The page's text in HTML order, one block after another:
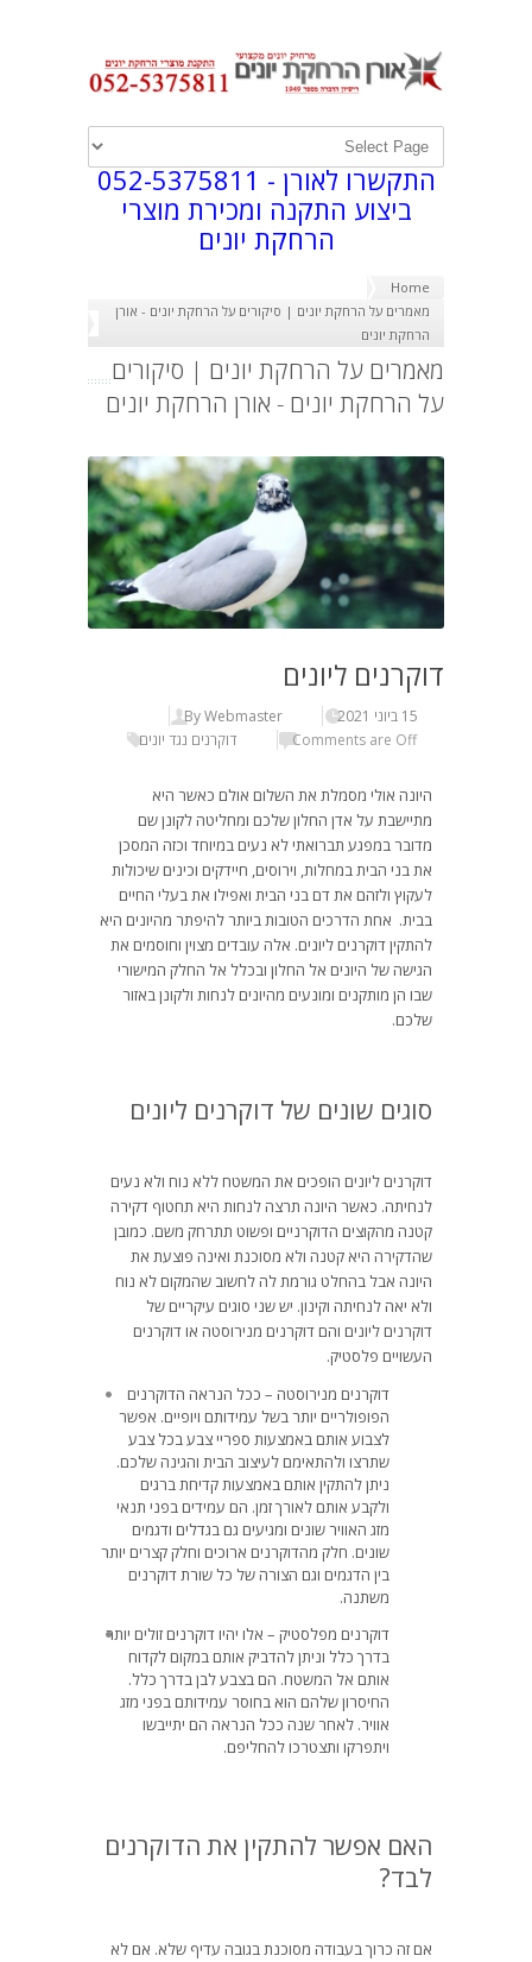
התקשרו לאורן -052-5375811
ביצוע התקנה ומכירת מוצרי
הרחקת יונים
Home
מאמרים על הרחקת יונים | סיקורים על הרחקת יונים - אורן
הרחקת יונים
מאמרים על הרחקת יונים | סיקורים
על הרחקת יונים - אורן הרחקת יונים
דוקרנים ליונים
15 ביוני 2021
By Webmaster
Comments are Off
דוקרנים נגד יונים
היונה אולי מסמלת את השלום אולם כאשר היא
מתיישבת על אדן החלון שלכם ומחליטה לקונן שם
מדובר במפגע תברואתי לא נעים במיוחד וכזה המסכן
את בני הבית במחלות, וירוסים, חיידקים וכינים שיכולות
לעקוץ ולזהם את דם בני הבית ואפילו את בעלי החיים
בבית. אחת הדרכים הטובות ביותר להיפתר מהיונים היא
להתקין דוקרנים ליונים. אלה עובדים מצוין וחוסמים את
הגישה של היונים אל החלון ובכלל אל החלק המישורי
שבו הן מותקנים ומונעים מהיונים לנחות ולקונן באזור
שלכם.
סוגים שונים של דוקרנים ליונים
דוקרנים ליונים הופכים את המשטח ללא נוח ולא נעים
לנחיתה. כאשר היונה תרצה לנחות היא תחטוף דקירה
קטנה מהקוצים הדוקרניים ופשוט תתרחק משם. כמובן
שהדקירה היא קטנה ולא מסוכנת ואינה פוצעת את
היונה אבל בהחלט גורמת לה לחשוב שהמקום לא נוח
ולא יאה לנחיתה וקינון. יש שני סוגים עיקריים של
דוקרנים ליונים והם דוקרנים מנירוסטה או דוקרנים
העשויים פלסטיק.
דוקרנים מנירוסטה – ככל הנראה הדוקרנים
הפופולריים יותר בשל עמידותם ויופיים. אפשר
לצבוע אותם באמצעות ספריי צבע בכל צבע
שתרצו ולהתאימם לעיצוב הבית והגינה שלכם.
ניתן להתקין אותם באמצעות קדיחת ברגים
ולקבע אותם לאורך זמן. הם עמידים בפני תנאי
מזג האוויר שונים ומגיעים גם בגדלים ודגמים
שונים. חלק מהדוקרנים ארוכים וחלק קצרים יותר
בין הדגמים וגם הצורה של כל שורת דוקרנים
משתנה.
דוקרנים מפלסטיק – אלו יהיו דוקרנים זולים יותר
בדרך כלל וניתן להדביק אותם במקום לקדוח
אותם אל המשטח. הם בצבע לבן בדרך כלל.
החיסרון שלהם הוא בחוסר עמידותם בפני מזג
אוויר. לאחר שנה ככל הנראה הם יתייבשו
ויתפרקו ותצטרכו להחליפם.
האם אפשר להתקין את הדוקרנים
לבד?
אם זה כרוך בעבודה מסוכנת בגובה עדיף שלא. אם לא